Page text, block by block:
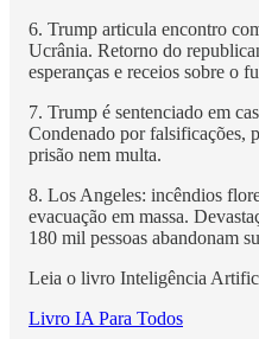
6. Trump articula encontro
Ucrânia. Retorno do
esperanças e receios sobre o
7. Trump é sentenciado em
Condenado por falsificações,
prisão nem multa.
8. Los Angeles: incêndios
evacuação em massa.
180 mil pessoas abandonam
Leia o livro Inteligência
Livro IA Para Todos